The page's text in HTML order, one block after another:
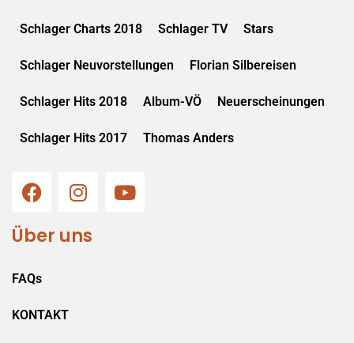
Schlager Charts 2018 Schlager TV Stars
Schlager Neuvorstellungen Florian Silbereisen
Schlager Hits 2018 Album-VÖ Neuerscheinungen
Schlager Hits 2017 Thomas Anders
Über uns
FAQs
KONTAKT